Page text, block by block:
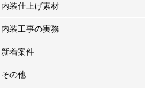
内装仕上げ素材
内装工事の実務
新着案件
その他